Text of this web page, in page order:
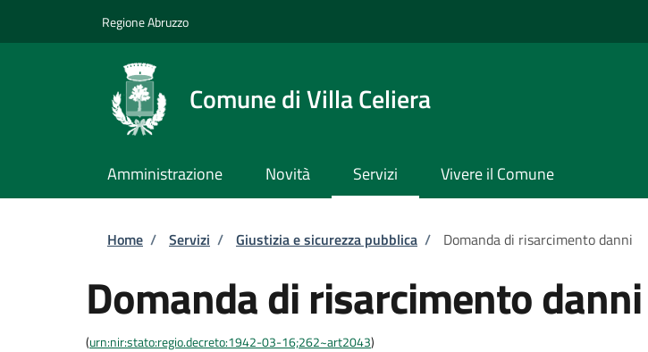
Regione Abruzzo
Comune di Villa Celiera
Amministrazione Novità Servizi Vivere il Comune
Briciole di pane
Home / Servizi / Giustizia e sicurezza pubblica / Domanda di risarcimento danni
Domanda di risarcimento danni
(urn:nir:stato:regio.decreto:1942-03-16;262~art2043)